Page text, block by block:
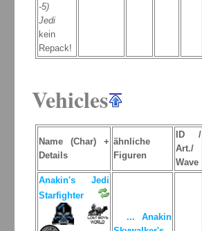
-5)
Jedi
kein
Repack!
Vehicles
Name (Char) +
Details
ähnliche
Figuren
ID /
Art./
Wave
Anakin's Jedi
Starfighter
... Anakin